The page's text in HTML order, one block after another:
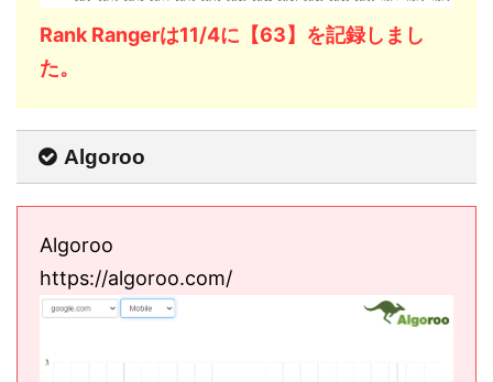
Rank Rangerは11/4に【63】を記録しまし
た。
Algoroo
Algoroo
https://algoroo.com/